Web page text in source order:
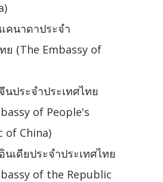
คนาดาประจำ
ย (The Embassy of
ประจำประเทศไทย
of People's
of China)
เดียประจำประเทศไทย
of the Republic